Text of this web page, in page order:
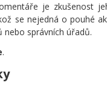
je zkušenost
se nejedná o pouhé
nebo správních úřadů.
.